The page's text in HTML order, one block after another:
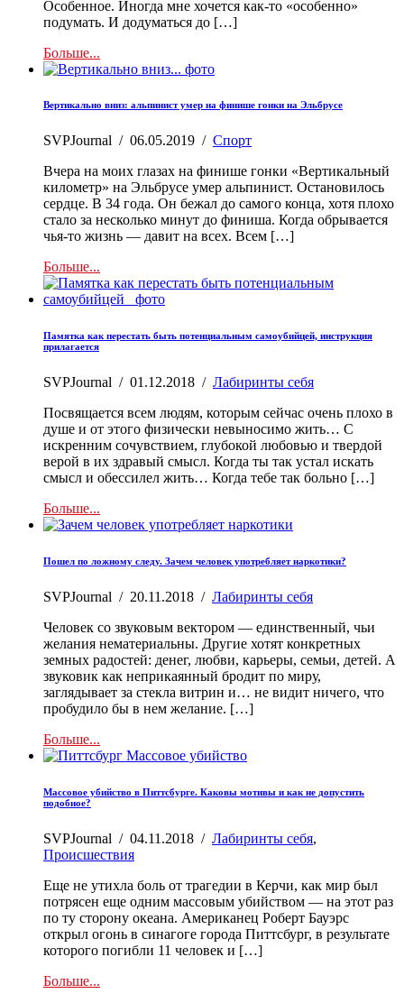
Особенное. Иногда мне хочется как-то «особенно»
подумать. И додуматься до […]
Больше...
Вертикально вниз: альпинист умер на финише гонки на Эльбрусе
SVPJournal / 06.05.2019 / Спорт
Вчера на моих глазах на финише гонки «Вертикальный
километр» на Эльбрусе умер альпинист. Остановилось
сердце. В 34 года. Он бежал до самого конца, хотя плохо
стало за несколько минут до финиша. Когда обрывается
чья-то жизнь — давит на всех. Всем […]
Больше...
Памятка как перестать быть потенциальным самоубийцей, инструкция
прилагается
SVPJournal / 01.12.2018 / Лабиринты себя
Посвящается всем людям, которым сейчас очень плохо в
душе и от этого физически невыносимо жить… С
искренним сочувствием, глубокой любовью и твердой
верой в их здравый смысл. Когда ты так устал искать
смысл и обессилел жить… Когда тебе так больно […]
Больше...
Пошел по ложному следу. Зачем человек употребляет наркотики?
SVPJournal / 20.11.2018 / Лабиринты себя
Человек со звуковым вектором — единственный, чьи
желания нематериальны. Другие хотят конкретных
земных радостей: денег, любви, карьеры, семьи, детей. А
звуковик как неприкаянный бродит по миру,
заглядывает за стекла витрин и… не видит ничего, что
пробудило бы в нем желание. […]
Больше...
Массовое убийство в Питтсбурге. Каковы мотивы и как не допустить
подобное?
SVPJournal / 04.11.2018 / Лабиринты себя,
Происшествия
Еще не утихла боль от трагедии в Керчи, как мир был
потрясен еще одним массовым убийством — на этот раз
по ту сторону океана. Американец Роберт Бауэрс
открыл огонь в синагоге города Питтсбург, в результате
которого погибли 11 человек и […]
Больше...